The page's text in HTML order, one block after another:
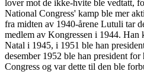
lover mot de ikke-hvite ble vedtatt,
National Congress' kamp ble mer
fra midten av 1940-årene Lutuli tar
medlem av Kongressen i 1944.
Natal i 1945, i 1951 ble han
desember 1952 ble han president
Congress og var dette til den ble